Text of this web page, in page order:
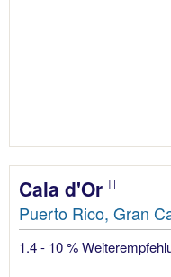
Cala d'Or
Puerto Rico, Gran
1.4 - 10 %